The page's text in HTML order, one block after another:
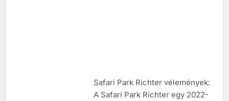
Safari Park Richter vélemények:
A Safari Park Richter egy 2022-